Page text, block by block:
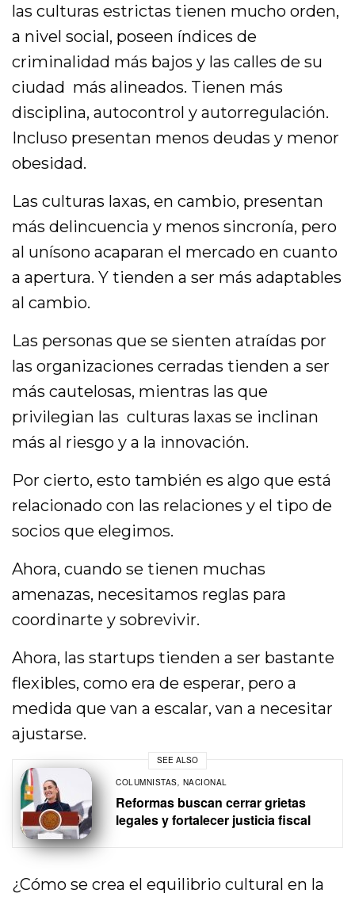
las culturas estrictas tienen mucho orden,
a nivel social, poseen índices de
criminalidad más bajos y las calles de su
ciudad más alineados. Tienen más
disciplina, autocontrol y autorregulación.
Incluso presentan menos deudas y menor
obesidad.
Las culturas laxas, en cambio, presentan
más delincuencia y menos sincronía, pero
al unísono acaparan el mercado en cuanto
a apertura. Y tienden a ser más adaptables
al cambio.
Las personas que se sienten atraídas por
las organizaciones cerradas tienden a ser
más cautelosas, mientras las que
privilegian las culturas laxas se inclinan
más al riesgo y a la innovación.
Por cierto, esto también es algo que está
relacionado con las relaciones y el tipo de
socios que elegimos.
Ahora, cuando se tienen muchas
amenazas, necesitamos reglas para
coordinarte y sobrevivir.
Ahora, las startups tienden a ser bastante
flexibles, como era de esperar, pero a
medida que van a escalar, van a necesitar
ajustarse.
SEE ALSO
COLUMNISTAS, NACIONAL
Reformas buscan cerrar grietas
legales y fortalecer justicia fiscal
¿Cómo se crea el equilibrio cultural en la